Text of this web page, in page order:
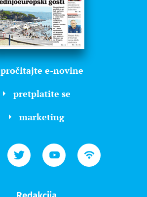
pročitajte e-novine
pretplatite se
marketing